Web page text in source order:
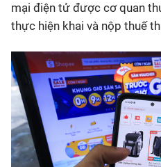
mại điện tử được cơ quan
thực hiện khai và nộp thuế